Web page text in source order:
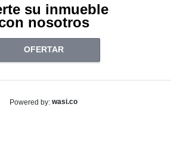
su inmueble
nosotros
OFERTAR
Powered by: wasi.co